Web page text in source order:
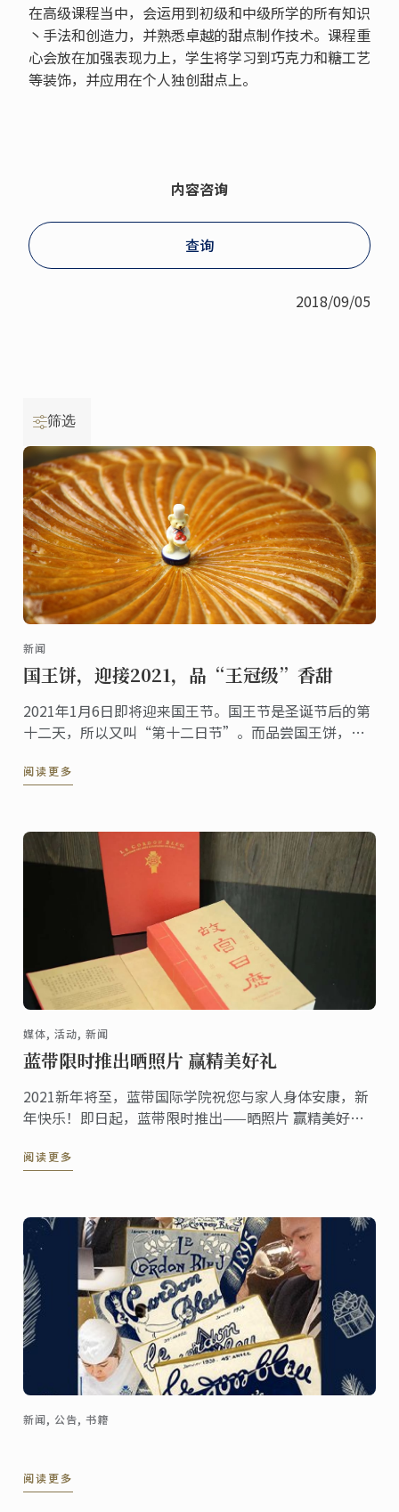
在高级课程当中，会运用到初级和中级所学的所有知识
丶手法和创造力，并熟悉卓越的甜点制作技术。课程重
心会放在加强表现力上，学生将学习到巧克力和糖工艺
等装饰，并应用在个人独创甜点上。
内容咨询
查询
2018/09/05
筛选
新闻
国王饼，迎接2021，品“王冠级”香甜
2021年1月6日即将迎来国王节。国王节是圣诞节后的第
十二天，所以又叫“第十二日节”。而品尝国王饼，在
一。
阅读更多
媒体, 活动, 新闻
蓝带限时推出晒照片 赢精美好礼
2021新年将至，蓝带国际学院祝您与家人身体安康，新
年快乐！即日起，蓝带限时推出——晒照片 赢精美好
阅读更多
新闻, 公告, 书籍
阅读更多